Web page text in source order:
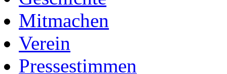
Mitmachen
Verein
Pressestimmen